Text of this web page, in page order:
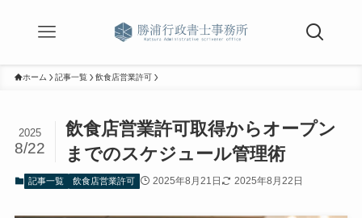
ホーム 記事一覧 飲食店営業許可
飲食店営業許可取得からオープン
までのスケジュール管理術
2025
8/22
記事一覧 飲食店営業許可 2025年8月21日 2025年8月22日